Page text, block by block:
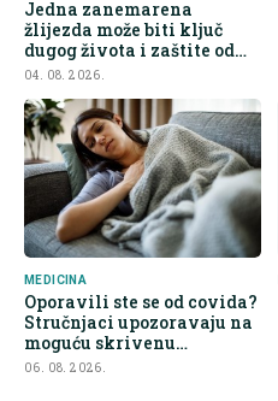
Jedna zanemarena
žlijezda može biti ključ
dugog života i zaštite od
raka
04. 08. 2026.
MEDICINA
Oporavili ste se od covida?
Stručnjaci upozoravaju na
moguću skrivenu
posljedicu
06. 08. 2026.